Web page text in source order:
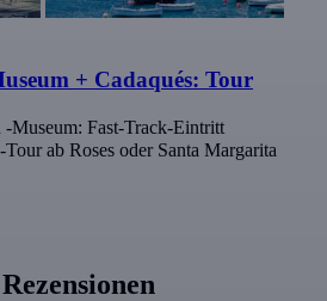
+ Cadaqués: Tour
Museum: Fast-Track-Eintritt
ab Roses oder Santa Margarita